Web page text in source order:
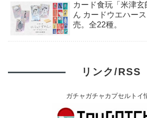
る。2026年7月18日
カード食玩「米津
ん カードウエハー
売。全22種。
リンク/RSS
ガチャガチャカプセルトイ